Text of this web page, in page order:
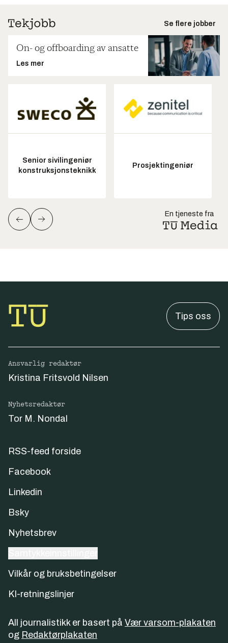
Se flere jobber
On- og offboarding av ansatte
Les mer
Senior sivilingeniør
konstruksjonsteknikk
Prosjektingeniør
En tjeneste fra
Tips oss
Ansvarlig redaktør
Kristina Fritsvold Nilsen
Nyhetsredaktør
Tor M. Nondal
RSS-feed forside
Facebook
Linkedin
Bsky
Nyhetsbrev
Vilkår og bruksbetingelser
KI-retningslinjer
All journalistikk er basert på Vær varsom-plakaten
og Redaktørplakaten